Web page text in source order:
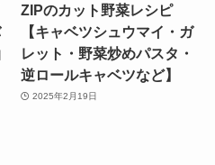
ZIPのカット野菜レシピ
【キャベツシュウマイ・ガ
レット・野菜炒めパスタ・
逆ロールキャベツなど】
2025年2月19日